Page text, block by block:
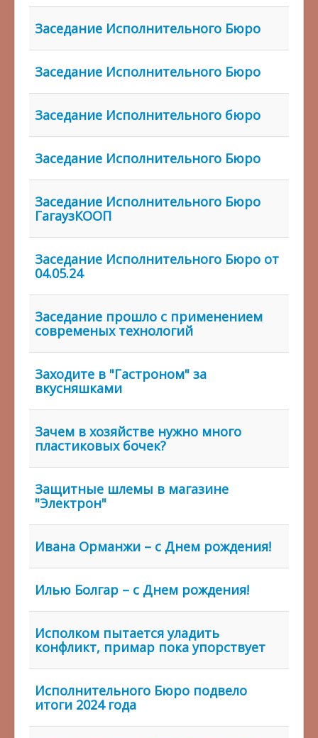
Заседание Исполнительного Бюро
Заседание Исполнительного Бюро
Заседание Исполнительного бюро
Заседание Исполнительного Бюро
Заседание Исполнительного Бюро
ГагаузКООП
Заседание Исполнительного Бюро от
04.05.24
Заседание прошло с применением
современых технологий
Заходите в "Гастроном" за
вкусняшками
Зачем в хозяйстве нужно много
пластиковых бочек?
Защитные шлемы в магазине
"Электрон"
Ивана Орманжи – с Днем рождения!
Илью Болгар – с Днем рождения!
Исполком пытается уладить
конфликт, примар пока упорствует
Исполнительного Бюро подвело
итоги 2024 года